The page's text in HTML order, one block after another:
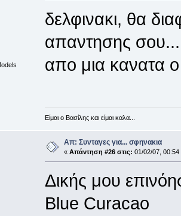
δελφινακι, θα
απαντησης σου...
απο μια κανατα
Είμαι ο Βασίλης και είμαι καλα...
Απ: Συνταγες για... σφηνακια
« Απάντηση #26 στις: 01/02/07, 00:54
Δικής μου
Blue Curacao